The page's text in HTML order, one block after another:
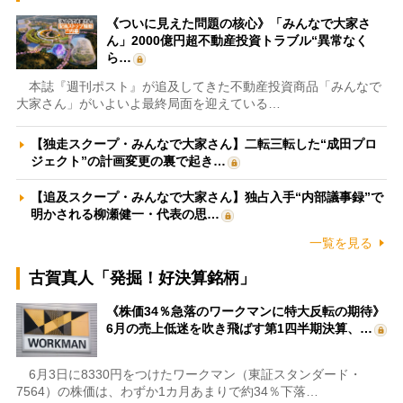
《ついに見えた問題の核心》「みんなで大家さ
ん」2000億円超不動産投資トラブル“異常なく
ら…
本誌『週刊ポスト』が追及してきた不動産投資商品「みんなで
大家さん」がいよいよ最終局面を迎えている…
【独走スクープ・みんなで大家さん】二転三転した“成田プロ
ジェクト”の計画変更の裏で起き…
【追及スクープ・みんなで大家さん】独占入手“内部議事録”で
明かされる柳瀬健一・代表の思…
一覧を見る
古賀真人「発掘！好決算銘柄」
《株価34％急落のワークマンに特大反転の期待》
6月の売上低迷を吹き飛ばす第1四半期決算、…
6月3日に8330円をつけたワークマン（東証スタンダード・
7564）の株価は、わずか1カ月あまりで約34％下落…